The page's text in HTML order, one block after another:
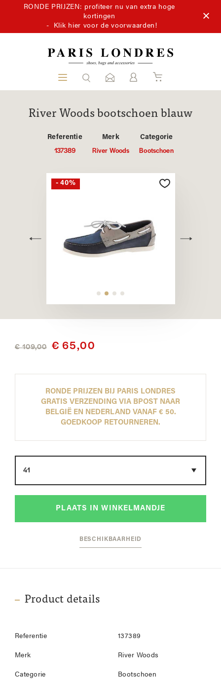
RONDE PRIJZEN: profiteer nu van extra hoge
kortingen
- Klik hier voor de voorwaarden!
River Woods bootschoen blauw
Referentie
137389
Merk
River Woods
Categorie
Bootschoen
- 40%
€ 109,00 € 65,00
RONDE PRIJZEN BIJ PARIS LONDRES
GRATIS VERZENDING VIA BPOST NAAR
BELGIË EN NEDERLAND VANAF € 50.
GOEDKOOP RETOURNEREN.
PLAATS IN WINKELMANDJE
BESCHIKBAARHEID
Product details
Referentie 137389
Merk River Woods
Categorie Bootschoen